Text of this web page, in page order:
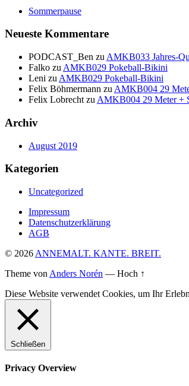
Sommerpause
Neueste Kommentare
PODCAST_Ben zu AMKB033 Jahres-
Falko zu AMKB029 Pokeball-Bikini
Leni zu AMKB029 Pokeball-Bikini
Felix Böhmermann zu AMKB004 29
Felix Lobrecht zu AMKB004 29 Meter +
Archiv
August 2019
Kategorien
Uncategorized
Impressum
Datenschutzerklärung
AGB
© 2026 ANNEMALT. KANTE. BREIT.
Theme von Anders Norén — Hoch ↑
Diese Website verwendet Cookies, um Ihr
Schließen
Privacy Overview